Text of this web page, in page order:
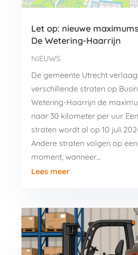
Let op: nieuwe
De Wetering-Haarrijn
NIEUWS
De gemeente Utrecht
verschillende straten op
Wetering-Haarrijn de
naar 30 kilometer per uur.
straten wordt al op 10 juli
Andere straten volgen op
moment, wanneer…
Lees meer